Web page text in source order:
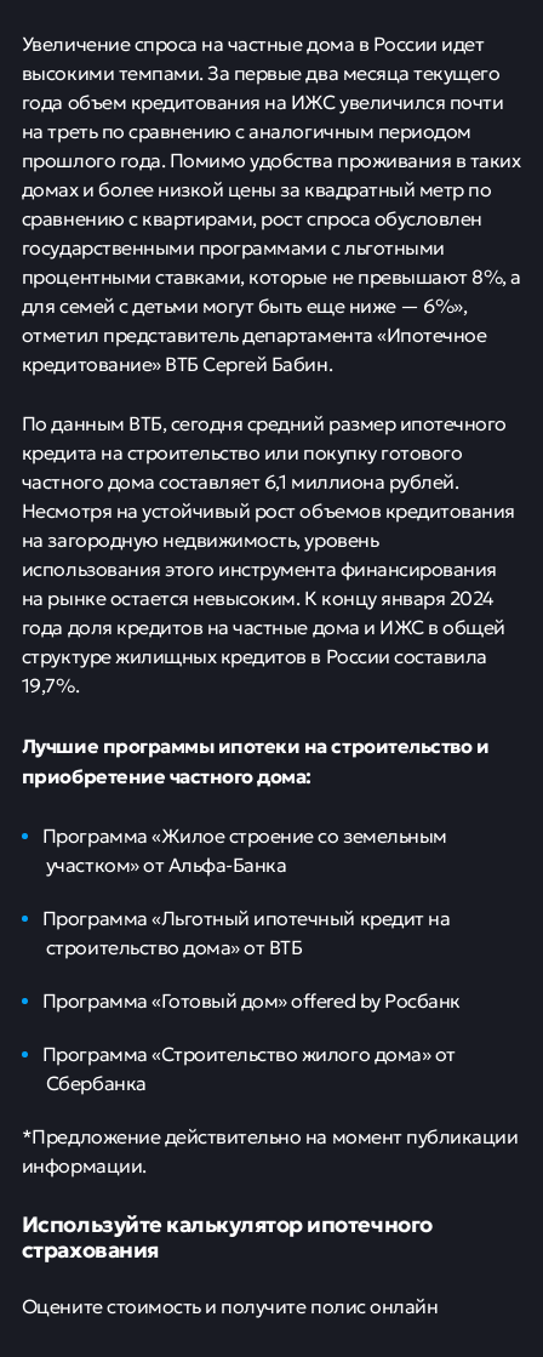
Увеличение спроса на частные дома в России идет
высокими темпами. За первые два месяца текущего
года объем кредитования на ИЖС увеличился почти
на треть по сравнению с аналогичным периодом
прошлого года. Помимо удобства проживания в таких
домах и более низкой цены за квадратный метр по
сравнению с квартирами, рост спроса обусловлен
государственными программами с льготными
процентными ставками, которые не превышают 8%, а
для семей с детьми могут быть еще ниже — 6%»,
отметил представитель департамента «Ипотечное
кредитование» ВТБ Сергей Бабин.
По данным ВТБ, сегодня средний размер ипотечного
кредита на строительство или покупку готового
частного дома составляет 6,1 миллиона рублей.
Несмотря на устойчивый рост объемов кредитования
на загородную недвижимость, уровень
использования этого инструмента финансирования
на рынке остается невысоким. К концу января 2024
года доля кредитов на частные дома и ИЖС в общей
структуре жилищных кредитов в России составила
19,7%.
Лучшие программы ипотеки на строительство и
приобретение частного дома:
Программа «Жилое строение со земельным
участком» от Альфа-Банка
Программа «Льготный ипотечный кредит на
строительство дома» от ВТБ
Программа «Готовый дом» offered by Росбанк
Программа «Строительство жилого дома» от
Сбербанка
*Предложение действительно на момент публикации
информации.
Используйте калькулятор ипотечного
страхования
Оцените стоимость и получите полис онлайн